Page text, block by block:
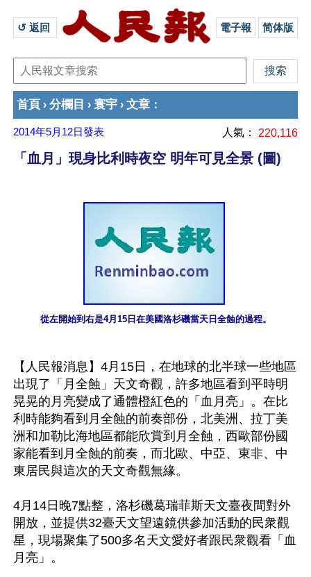
↺ 返回 電子報 简体版
首頁 › 分欄目 › 寰宇 › 文章 ：
2014年5月12日發表 人氣： 220,116
「血月」現身比利時夜空 明年可見全景 (圖)
從左開始到右是4月15日在美國洛杉磯當天日全蝕的過程。
【人民報消息】4月15日，在地球的北半球一些地區
出現了「月全蝕」天文奇觀，許多地區看到平時明
晃晃的月亮變成了通體橙紅色的「血月亮」。在比
利時能夠看到月全蝕的前奏部份，北美洲、拉丁美
洲和加勒比海地區都能欣賞到月全蝕，西歐部份國
家能看到月全蝕的前奏，而北歐、中亞、東非、中
東居民與這次的天文奇觀無緣。
4月14日晚7點整，洛杉磯葛瑞菲斯天文臺夜間對外
開放，並提供32臺天文望遠鏡供參加活動的民衆觀
星，現場聚集了500多名天文愛好者跟民衆觀看「血
月亮」。